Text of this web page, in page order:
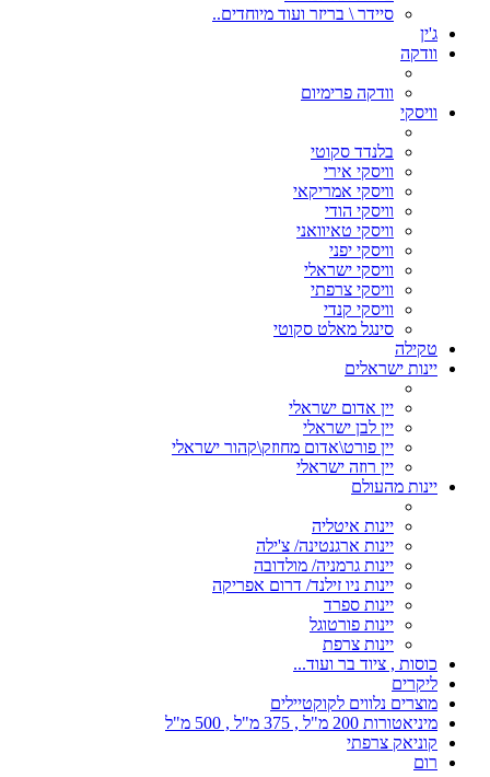
סיידר \ בריזר ועוד מיוחדים..
ג'ין
וודקה
וודקה פרימיום
וויסקי
בלנדד סקוטי
וויסקי אירי
וויסקי אמריקאי
וויסקי הודי
וויסקי טאיוואני
וויסקי יפני
וויסקי ישראלי
וויסקי צרפתי
וויסקי קנדי
סינגל מאלט סקוטי
טקילה
יינות ישראלים
יין אדום ישראלי
יין לבן ישראלי
יין פורט\אדום מחוזק\קהור ישראלי
יין רוזה ישראלי
יינות מהעולם
יינות איטליה
יינות ארגנטינה/ צ'ילה
יינות גרמניה/ מולדובה
יינות ניו זילנד/ דרום אפריקה
יינות ספרד
יינות פורטוגל
יינות צרפת
כוסות , ציוד בר ועוד...
ליקרים
מוצרים נלווים לקוקטיילים
מיניאטורות 200 מ"ל , 375 מ"ל , 500 מ"ל
קוניאק צרפתי
רום